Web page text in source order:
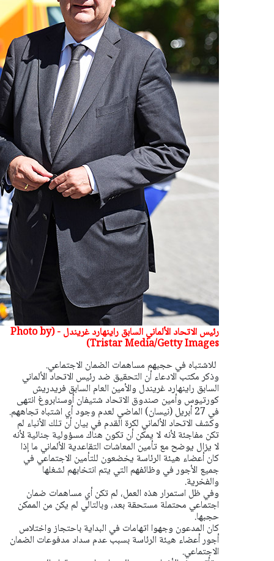
رئيس الاتحاد الألماني السابق راينهارد غريندل - (Photo by
Tristar Media/Getty Images)
للاشتباه في حجبهم مساهمات الضمان الاجتماعي.
وذكر مكتب الادعاء أن التحقيق ضد رئيس الاتحاد الألماني
السابق راينهارد غريندل والأمين العام السابق فريدريش
كورتيوس وأمين صندوق الاتحاد شتيفان أوسنابروغ انتهى
في 27 أبريل (نيسان) الماضي لعدم وجود أي اشتباه تجاههم.
وكشف الاتحاد الألماني لكرة القدم في بيان أن تلك الأنباء لم
تكن مفاجئة لأنه لا يمكن أن تكون هناك مسؤولية جنائية لأنه
لا يزال يوضح مع تأمين المعاشات التقاعدية الألماني ما إذا
كان أعضاء هيئة الرئاسة يخضعون للتأمين الاجتماعي في
جميع الأجور في وظائفهم التي يتم انتخابهم لشغلها
والفخرية.
وفي ظل استمرار هذه العمل، لم تكن أي مساهمات ضمان
اجتماعي محتملة مستحقة بعد، وبالتالي لم يكن من الممكن
حجبها.
كان المدعون وجهوا اتهامات في البداية باحتجاز واختلاس
أجور أعضاء هيئة الرئاسة بسبب عدم سداد مدفوعات الضمان
الاجتماعي.